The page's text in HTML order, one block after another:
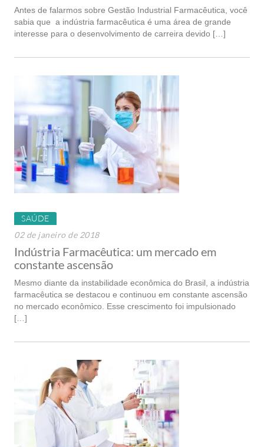
Antes de falarmos sobre Gestão Industrial Farmacêutica, você
sabia que a indústria farmacêutica é uma área de grande
interesse para o desenvolvimento de carreira devido […]
SAÚDE
02 de janeiro de 2018
Indústria Farmacêutica: um mercado em
constante ascensão
Mesmo diante da instabilidade econômica do Brasil, a indústria
farmacêutica se destacou e continuou em constante ascensão
no mercado econômico. Esse crescimento foi impulsionado
[…]